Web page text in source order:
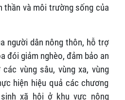
thần và môi trường sống của
người dân nông thôn, hỗ trợ
đói giảm nghèo, đảm bảo an
vùng sâu, vùng xa, vùng
hiện hiệu quả các chương
xã hội ở khu vực nông